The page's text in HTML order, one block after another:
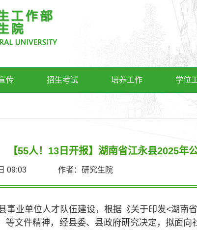
传 招生考试 培养工作 学位
【55人！13日开报】湖南省江永县2025年
日 09:03 作者：研究生院
事业单位人才队伍建设，根据《关于印发<湖南
等文件精神，经县委、县政府研究决定，拟面向